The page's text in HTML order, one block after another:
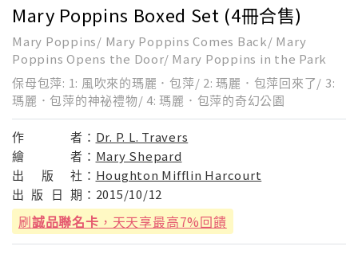
Mary Poppins Boxed Set (4冊合售)
Mary Poppins/ Mary Poppins Comes Back/ Mary
Poppins Opens the Door/ Mary Poppins in the Park
保母包萍: 1: 風吹來的瑪麗．包萍/ 2: 瑪麗．包萍回來了/ 3:
瑪麗．包萍的神祕禮物/ 4: 瑪麗．包萍的奇幻公園
作 者： Dr. P. L. Travers
繪
者： Mary Shepard
出
版 社： Houghton Mifflin Harcourt
出 版 日 期： 2015/10/12
刷誠品聯名卡 ，天天享最高7%回饋